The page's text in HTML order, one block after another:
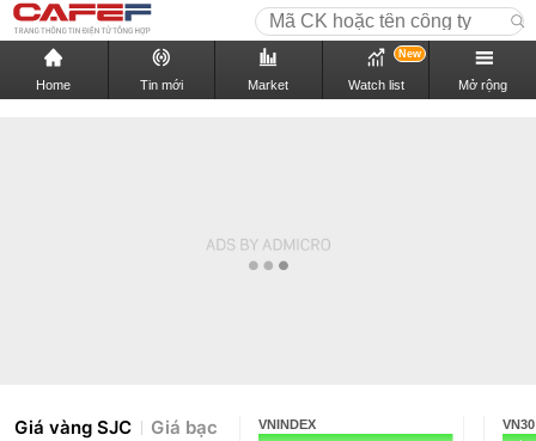
Home Tin mới Market Watch list
New
Mở rộng
Giá vàng SJC Giá bạc VNINDEX VN30